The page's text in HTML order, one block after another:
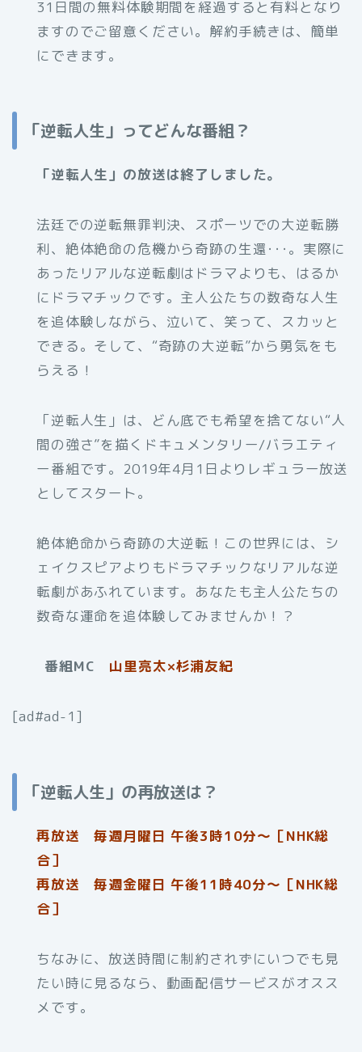
31日間の無料体験期間を経過すると有料となり
ますのでご留意ください。解約手続きは、簡単
にできます。
「逆転人生」ってどんな番組？
「逆転人生」の放送は終了しました。
法廷での逆転無罪判決、スポーツでの大逆転勝
利、絶体絶命の危機から奇跡の生還･･･。実際に
あったリアルな逆転劇はドラマよりも、はるか
にドラマチックです。主人公たちの数奇な人生
を追体験しながら、泣いて、笑って、スカッと
できる。そして、“奇跡の大逆転”から勇気をも
らえる！
「逆転人生」は、どん底でも希望を捨てない“人
間の強さ”を描くドキュメンタリー/バラエティ
ー番組です。2019年4月1日よりレギュラー放送
としてスタート。
絶体絶命から奇跡の大逆転！この世界には、シ
ェイクスピアよりもドラマチックなリアルな逆
転劇があふれています。あなたも主人公たちの
数奇な運命を追体験してみませんか！？
番組MC 山里亮太×杉浦友紀
[ad#ad-1]
「逆転人生」の再放送は？
再放送 毎週月曜日 午後3時10分～［NHK総
合］
再放送 毎週金曜日 午後11時40分〜［NHK総
合］
ちなみに、放送時間に制約されずにいつでも見
たい時に見るなら、動画配信サービスがオスス
メです。